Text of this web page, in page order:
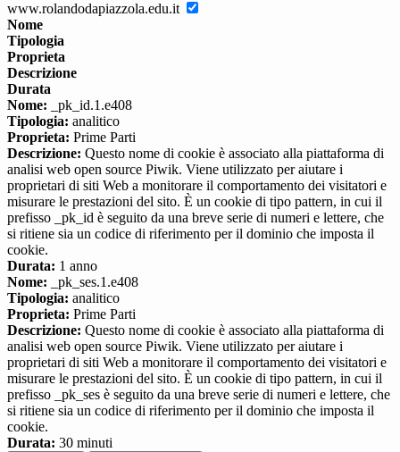
www.rolandodapiazzola.edu.it
Nome
Tipologia
Proprieta
Descrizione
Durata
Nome: _pk_id.1.e408
Tipologia: analitico
Proprieta: Prime Parti
Descrizione: Questo nome di cookie è associato alla piattaforma di
analisi web open source Piwik. Viene utilizzato per aiutare i
proprietari di siti Web a monitorare il comportamento dei visitatori e
misurare le prestazioni del sito. È un cookie di tipo pattern, in cui il
prefisso _pk_id è seguito da una breve serie di numeri e lettere, che
si ritiene sia un codice di riferimento per il dominio che imposta il
cookie.
Durata: 1 anno
Nome: _pk_ses.1.e408
Tipologia: analitico
Proprieta: Prime Parti
Descrizione: Questo nome di cookie è associato alla piattaforma di
analisi web open source Piwik. Viene utilizzato per aiutare i
proprietari di siti Web a monitorare il comportamento dei visitatori e
misurare le prestazioni del sito. È un cookie di tipo pattern, in cui il
prefisso _pk_ses è seguito da una breve serie di numeri e lettere, che
si ritiene sia un codice di riferimento per il dominio che imposta il
cookie.
Durata: 30 minuti